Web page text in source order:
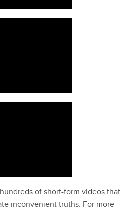
of short-form videos that
inconvenient truths. For more